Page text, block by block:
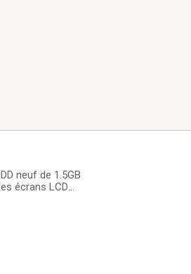
neuf de 1.5GB
écrans LCD